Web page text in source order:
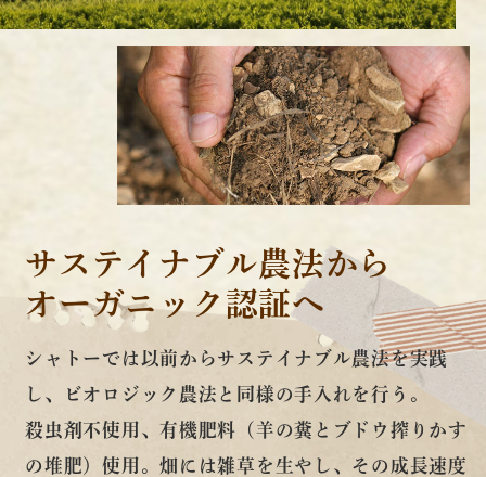
サステイナブル農法から
オーガニック認証へ
シャトーでは以前からサステイナブル農法を実践
し、ビオロジック農法と同様の手入れを行う。
殺虫剤不使用、有機肥料（羊の糞とブドウ搾りかす
の堆肥）使用。畑には雑草を生やし、その成長速度